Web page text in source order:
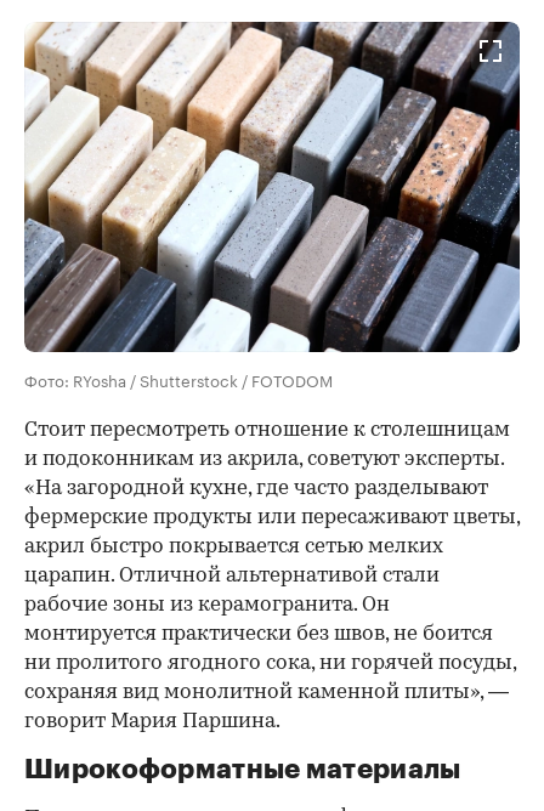
Фото: RYosha / Shutterstock / FOTODOM
Стоит пересмотреть отношение к столешницам
и подоконникам из акрила, советуют эксперты.
«На загородной кухне, где часто разделывают
фермерские продукты или пересаживают цветы,
акрил быстро покрывается сетью мелких
царапин. Отличной альтернативой стали
рабочие зоны из керамогранита. Он
монтируется практически без швов, не боится
ни пролитого ягодного сока, ни горячей посуды,
сохраняя вид монолитной каменной плиты», —
говорит Мария Паршина.
Широкоформатные материалы